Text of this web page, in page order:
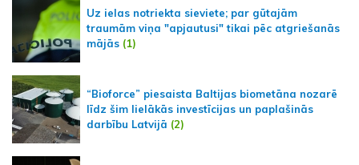
Uz ielas notriekta sieviete; par gūtajām
traumām viņa "apjautusi" tikai pēc atgriešanās
mājās (1)
“Bioforce” piesaista Baltijas biometāna nozarē
līdz šim lielākās investīcijas un paplašinās
darbību Latvijā (2)